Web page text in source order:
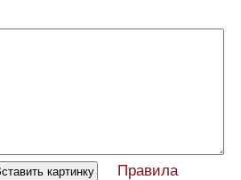
Правила